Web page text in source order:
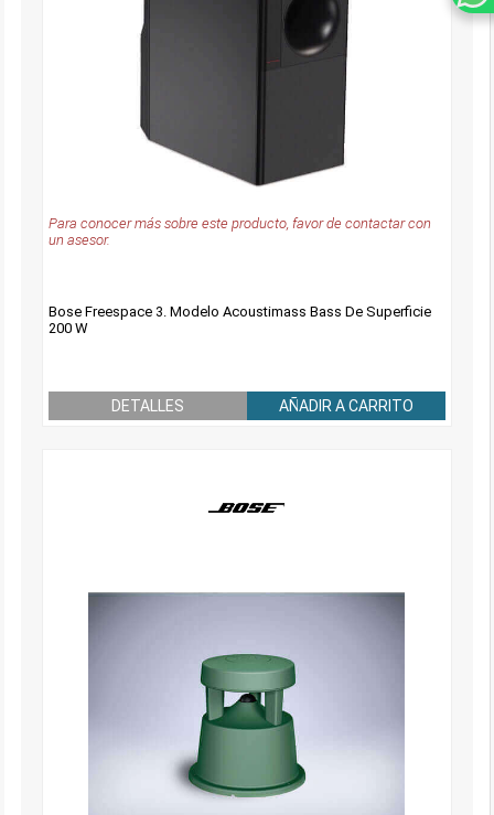
Para conocer más sobre este producto, favor de contactar con
un asesor.
Bose Freespace 3. Modelo Acoustimass Bass De Superficie
200 W
DETALLES AÑADIR A CARRITO